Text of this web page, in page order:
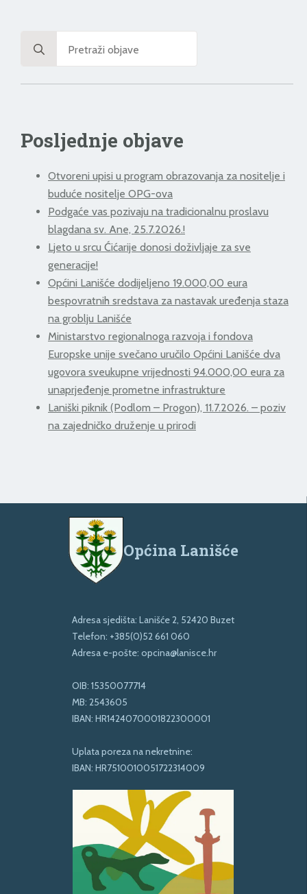
for:
Posljednje objave
Otvoreni upisi u program obrazovanja za nositelje i
buduće nositelje OPG-ova
Podgaće vas pozivaju na tradicionalnu proslavu
blagdana sv. Ane, 25.7.2026.!
Ljeto u srcu Ćićarije donosi doživljaje za sve
generacije!
Općini Lanišće dodijeljeno 19.000,00 eura
bespovratnih sredstava za nastavak uređenja staza
na groblju Lanišće
Ministarstvo regionalnoga razvoja i fondova
Europske unije svečano uručilo Općini Lanišće dva
ugovora sveukupne vrijednosti 94.000,00 eura za
unaprjeđenje prometne infrastrukture
Laniški piknik (Podlom – Progon), 11.7.2026. – poziv
na zajedničko druženje u prirodi
Općina Lanišće
Adresa sjedišta: Lanišće 2, 52420 Buzet
Telefon: +385(0)52 661 060
Adresa e-pošte: opcina@lanisce.hr
OIB: 15350077714
MB: 2543605
IBAN: HR1424070001822300001
Uplata poreza na nekretnine:
IBAN: HR7510010051722314009